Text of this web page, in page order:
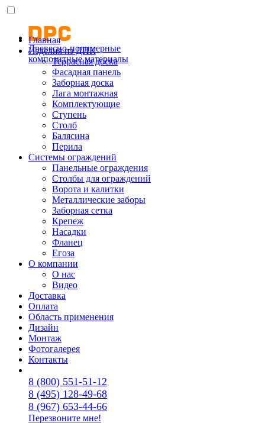
Древесно-полимерные
композитные материалы
Главная
Изделия из ДПК
Террасная доска
Фасадная панель
Заборная доска
Лага монтажная
Комплектующие
Ступень
Столб
Балясина
Перила
Системы ограждений
Панельные ограждения
Столбы для ограждений
Ворота и калитки
Металлические заборы
Заборная сетка
Крепеж
Насадки
Фланец
Егоза
О компании
О нас
Видео
Доставка
Оплата
Область применения
Дизайн
Монтаж
Фотогалерея
Контакты
8 (800) 551-51-12
8 (495) 128-49-68
8 (967) 653-44-66
Перезвоните мне!